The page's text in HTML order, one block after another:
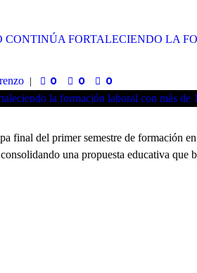
CONTINÚA FORTALECIENDO LA
0 0 0
final del primer semestre de formación
una propuesta educativa que